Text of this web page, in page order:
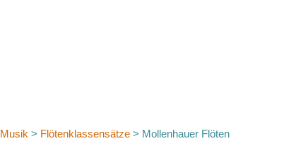
Musik > Flötenklassensätze > Mollenhauer Flöten